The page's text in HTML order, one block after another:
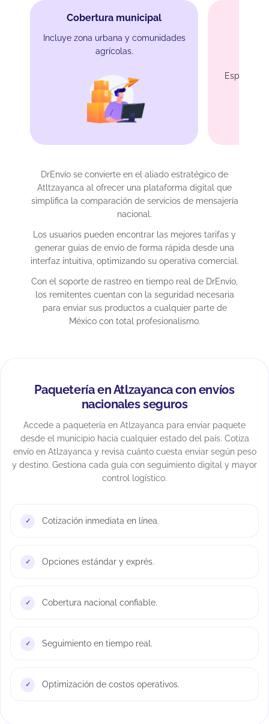
Cobertura municipal
Incluye zona urbana y comunidades
agrícolas.
Especial
DrEnvío se convierte en el aliado estratégico de
Atltzayanca al ofrecer una plataforma digital que
simplifica la comparación de servicios de mensajería
nacional.
Los usuarios pueden encontrar las mejores tarifas y
generar guías de envío de forma rápida desde una
interfaz intuitiva, optimizando su operativa comercial.
Con el soporte de rastreo en tiempo real de DrEnvío,
los remitentes cuentan con la seguridad necesaria
para enviar sus productos a cualquier parte de
México con total profesionalismo.
Paquetería en Atlzayanca con envíos
nacionales seguros
Accede a paquetería en Atlzayanca para enviar paquete
desde el municipio hacia cualquier estado del país. Cotiza
envío en Atlzayanca y revisa cuánto cuesta enviar según peso
y destino. Gestiona cada guía con seguimiento digital y mayor
control logístico.
Cotización inmediata en línea.
Opciones estándar y exprés.
Cobertura nacional confiable.
Seguimiento en tiempo real.
Optimización de costos operativos.